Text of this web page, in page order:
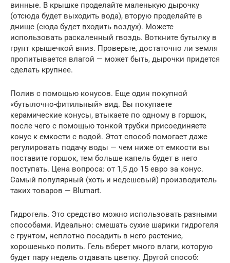
винные. В крышке проделайте маленькую дырочку
(отсюда будет выходить вода), вторую проделайте в
днище (сюда будет входить воздух). Можете
использовать раскаленный гвоздь. Воткните бутылку в
грунт крышечкой вниз. Проверьте, достаточно ли земля
пропитывается влагой — может быть, дырочки придется
сделать крупнее.
Полив с помощью конусов. Еще один покупной
«бутылочно-фитильный» вид. Вы покупаете
керамические конусы, втыкаете по одному в горшок,
после чего с помощью тонкой трубки присоединяете
конус к емкости с водой. Этот способ помогает даже
регулировать подачу воды — чем ниже от емкости вы
поставите горшок, тем больше капель будет в него
поступать. Цена вопроса: от 1,5 до 15 евро за конус.
Самый популярный (хоть и недешевый) производитель
таких товаров — Blumart.
Гидрогель. Это средство можно использовать разными
способами. Идеально: смешать сухие шарики гидрогеля
с грунтом, неплотно посадить в него растение,
хорошенько полить. Гель вберет много влаги, которую
будет пару недель отдавать цветку. Другой способ: